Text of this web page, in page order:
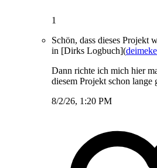
1
Schön, dass dieses Projekt
in [Dirks Logbuch](
Dann richte ich mich hier
diesem Projekt schon lange
8/2/26, 1:20 PM